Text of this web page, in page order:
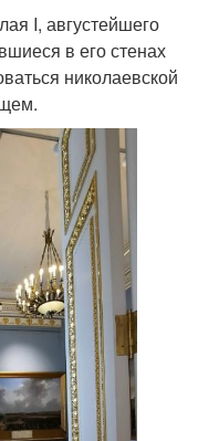
I, августейшего
в его стенах
николаевской